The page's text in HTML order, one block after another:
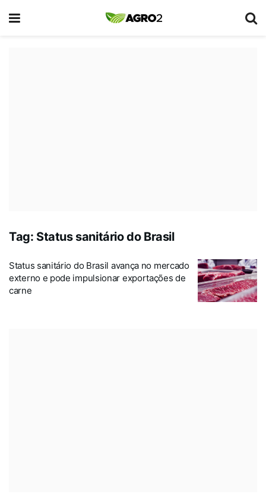
Tag: Status sanitário do Brasil
Status sanitário do Brasil avança no mercado
externo e pode impulsionar exportações de
carne